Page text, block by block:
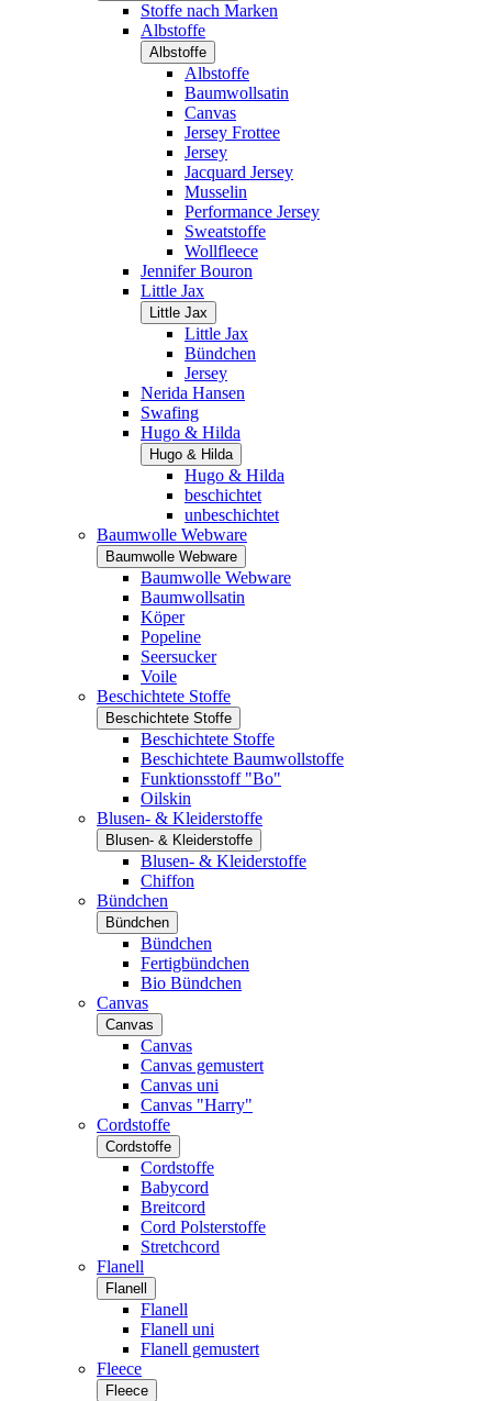
Stoffe nach Marken
Albstoffe
Albstoffe
Albstoffe
Baumwollsatin
Canvas
Jersey Frottee
Jersey
Jacquard Jersey
Musselin
Performance Jersey
Sweatstoffe
Wollfleece
Jennifer Bouron
Little Jax
Little Jax
Little Jax
Bündchen
Jersey
Nerida Hansen
Swafing
Hugo & Hilda
Hugo & Hilda
Hugo & Hilda
beschichtet
unbeschichtet
Baumwolle Webware
Baumwolle Webware
Baumwolle Webware
Baumwollsatin
Köper
Popeline
Seersucker
Voile
Beschichtete Stoffe
Beschichtete Stoffe
Beschichtete Stoffe
Beschichtete Baumwollstoffe
Funktionsstoff "Bo"
Oilskin
Blusen- & Kleiderstoffe
Blusen- & Kleiderstoffe
Blusen- & Kleiderstoffe
Chiffon
Bündchen
Bündchen
Bündchen
Fertigbündchen
Bio Bündchen
Canvas
Canvas
Canvas
Canvas gemustert
Canvas uni
Canvas "Harry"
Cordstoffe
Cordstoffe
Cordstoffe
Babycord
Breitcord
Cord Polsterstoffe
Stretchcord
Flanell
Flanell
Flanell
Flanell uni
Flanell gemustert
Fleece
Fleece